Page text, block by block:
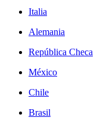
Italia
Alemania
República Checa
México
Chile
Brasil